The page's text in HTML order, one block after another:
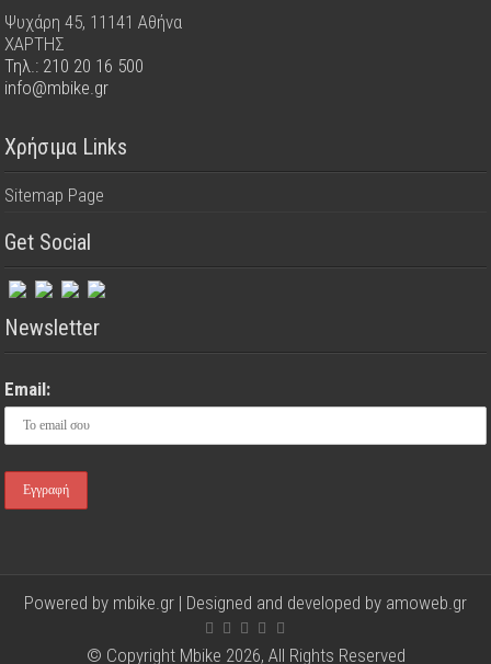
Ψυχάρη 45, 11141 Αθήνα
ΧΑΡΤΗΣ
Τηλ.: 210 20 16 500
info@mbike.gr
Χρήσιμα Links
Sitemap Page
Get Social
Newsletter
Email:
Powered by mbike.gr | Designed and developed by amoweb.gr
© Copyright Mbike 2026, All Rights Reserved